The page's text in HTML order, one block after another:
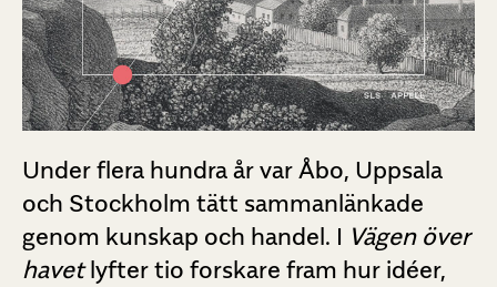
Under flera hundra år var Åbo, Uppsala
och Stockholm tätt sammanlänkade
genom kunskap och handel. I Vägen över
havetlyfter tio forskare fram hur idéer,